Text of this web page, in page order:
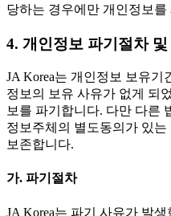
당하는 경우에만 개인정보
4. 개인정보 파기절차 및
JA Korea는 개인정보 보유기
정보의 보유 사유가 없게 되
보를 파기합니다. 다만 다른
정보주체의 별도동의가 있
보존합니다.
가. 파기절차
JA Korea는 파기 사유가 발